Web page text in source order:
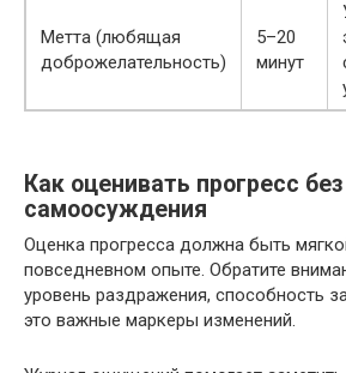
Метта (любящая
доброжелательность)
5–20
минут
Как оценивать прогресс без
самоосуждения
Оценка прогресса должна быть
повседневном опыте. Обратите
уровень раздражения, способность
это важные маркеры изменений.